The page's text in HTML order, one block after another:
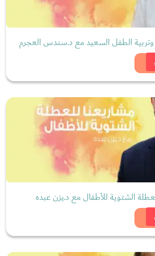
وتربية الطفل السعيد مع د.سندس العجرم
الشتوية للأطفال مع د.يزن عبده